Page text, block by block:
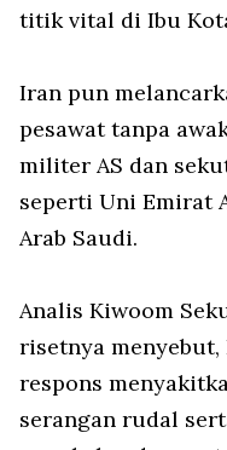
titik vital di Ibu
Iran pun
pesawat tanpa
militer AS dan
seperti Uni Emirat
Arab Saudi.
Analis Kiwoom
risetnya menyebut,
respons
serangan rudal